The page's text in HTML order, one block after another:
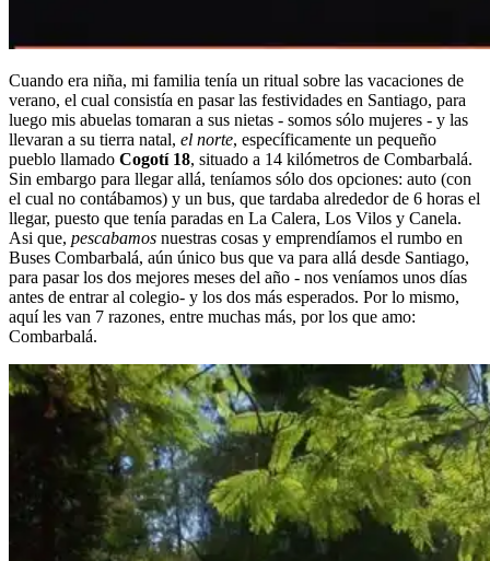
Cuando era niña, mi familia tenía un ritual sobre las vacaciones de
verano, el cual consistía en pasar las festividades en Santiago, para
luego mis abuelas tomaran a sus nietas - somos sólo mujeres - y las
llevaran a su tierra natal, el norte, específicamente un pequeño
pueblo llamado Cogotí 18, situado a 14 kilómetros de Combarbalá.
Sin embargo para llegar allá, teníamos sólo dos opciones: auto (con
el cual no contábamos) y un bus, que tardaba alrededor de 6 horas el
llegar, puesto que tenía paradas en La Calera, Los Vilos y Canela.
Asi que, pescabamos nuestras cosas y emprendíamos el rumbo en
Buses Combarbalá, aún único bus que va para allá desde Santiago,
para pasar los dos mejores meses del año - nos veníamos unos días
antes de entrar al colegio- y los dos más esperados. Por lo mismo,
aquí les van 7 razones, entre muchas más, por los que amo:
Combarbalá.